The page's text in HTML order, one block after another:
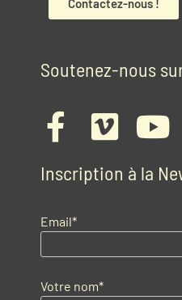
Contactez-nous !
Soutenez-nous
Inscription à la
Email*
Votre nom*